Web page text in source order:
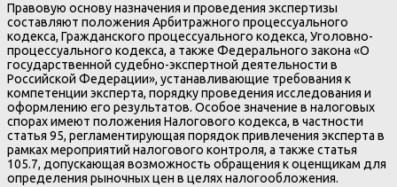
Правовую основу назначения и проведения экспертизы
составляют положения Арбитражного процессуального
кодекса, Гражданского процессуального кодекса, Уголовно-
процессуального кодекса, а также Федерального закона «О
государственной судебно-экспертной деятельности в
Российской Федерации», устанавливающие требования к
компетенции эксперта, порядку проведения исследования и
оформлению его результатов. Особое значение в налоговых
спорах имеют положения Налогового кодекса, в частности
статья 95, регламентирующая порядок привлечения эксперта в
рамках мероприятий налогового контроля, а также статья
105.7, допускающая возможность обращения к оценщикам для
определения рыночных цен в целях налогообложения.